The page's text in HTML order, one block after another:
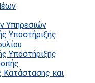
Υπηρεσιών
Υποστήριξης
Υποστήριξης
Κατάστασης και